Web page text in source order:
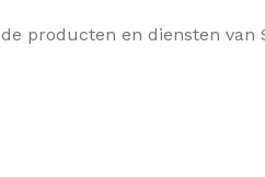
producten en diensten